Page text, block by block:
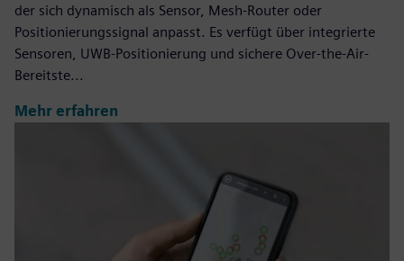
der sich dynamisch als Sensor, Mesh-Router oder
Positionierungssignal anpasst. Es verfügt über integrierte
Sensoren, UWB-Positionierung und sichere Over-the-Air-
Bereitste...
Mehr erfahren